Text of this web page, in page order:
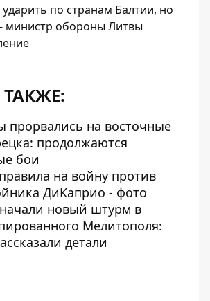
по странам Балтии, но
министр обороны Литвы
прорвались на восточные
продолжаются
бои
на войну против
ДиКаприо - фото
новый штурм в
Мелитополя:
детали